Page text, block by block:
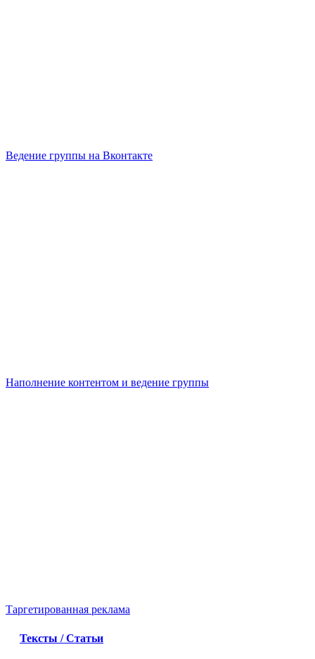
Ведение группы на Вконтакте
Наполнение контентом и ведение группы
Таргетированная реклама
Тексты / Статьи